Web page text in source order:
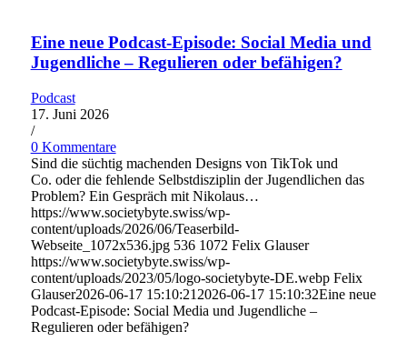
Eine neue Podcast-Episode: Social Media und
Jugendliche – Regulieren oder befähigen?
Podcast
17. Juni 2026
/
0 Kommentare
Sind die süchtig machenden Designs von TikTok und
Co. oder die fehlende Selbstdisziplin der Jugendlichen das
Problem? Ein Gespräch mit Nikolaus…
https://www.societybyte.swiss/wp-
content/uploads/2026/06/Teaserbild-
Webseite_1072x536.jpg 536 1072 Felix Glauser
https://www.societybyte.swiss/wp-
content/uploads/2023/05/logo-societybyte-DE.webp Felix
Glauser2026-06-17 15:10:21 2026-06-17 15:10:32Eine neue
Podcast-Episode: Social Media und Jugendliche –
Regulieren oder befähigen?